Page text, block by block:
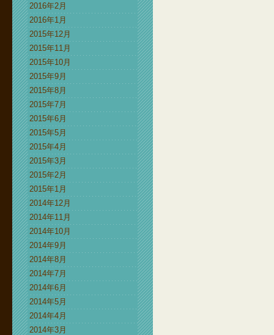
2016年2月
2016年1月
2015年12月
2015年11月
2015年10月
2015年9月
2015年8月
2015年7月
2015年6月
2015年5月
2015年4月
2015年3月
2015年2月
2015年1月
2014年12月
2014年11月
2014年10月
2014年9月
2014年8月
2014年7月
2014年6月
2014年5月
2014年4月
2014年3月